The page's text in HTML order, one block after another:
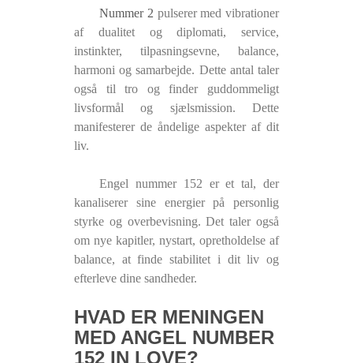
Nummer 2 pulserer med vibrationer
af dualitet og diplomati, service,
instinkter, tilpasningsevne, balance,
harmoni og samarbejde. Dette antal taler
også til tro og finder guddommeligt
livsformål og sjælsmission. Dette
manifesterer de åndelige aspekter af dit
liv.
Engel nummer 152 er et tal, der
kanaliserer sine energier på personlig
styrke og overbevisning. Det taler også
om nye kapitler, nystart, opretholdelse af
balance, at finde stabilitet i dit liv og
efterleve dine sandheder.
HVAD ER MENINGEN
MED ANGEL NUMBER
152 IN LOVE?